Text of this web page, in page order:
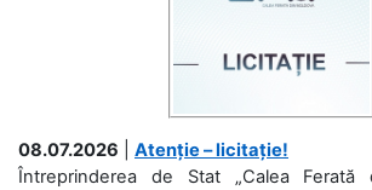
08.07.2026
Atenție – licitație!
Întreprinderea de Stat „Calea Ferată